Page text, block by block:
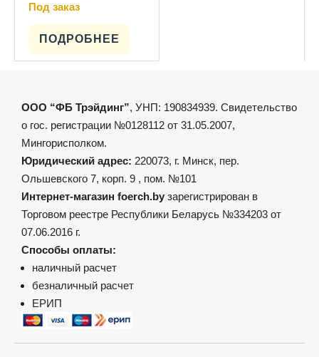
Под заказ
ПОДРОБНЕЕ
странице
ООО “ФБ Трэйдинг”, УНП: 190834939. Свидетельство
о гос. регистрации №0128112 от 31.05.2007,
Мингорисполком.
Юридический адрес: 220073, г. Минск, пер.
Ольшевского 7, корп. 9 , пом. №101
Интернет-магазин foerch.by зарегистрирован в
Торговом реестре Республики Беларусь №334203 от
07.06.2016 г.
Способы оплаты:
наличный расчет
безналичный расчет
ЕРИП